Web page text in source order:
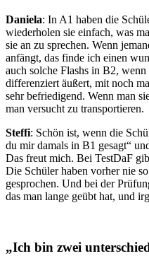
Daniela: In A1 haben die
wiederholen sie einfach, was
sie an zu sprechen. Wenn
anfängt, das finde ich einen
auch solche Flashs in B2,
differenziert äußert, mit noch
sehr befriedigend. Wenn man
man versucht zu transportieren.
Steffi: Schön ist, wenn die
du mir damals in B1 gesagt
Das freut mich. Bei TestDaF
Die Schüler haben vorher nie
gesprochen. Und bei der
das man lange geübt hat, und
„Ich bin zwei